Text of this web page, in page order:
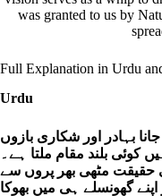
was granted to us by
Full Explanation in Urdu
Urdu
بہادر اور شکاری بازوں
کوئی بلند مقام ملتا ہے۔
حقیقت مٹھی بھر پروں سے
گھونسلے ہی میں بھوکا